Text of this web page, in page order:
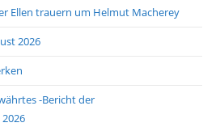
Ellen trauern um Helmut Macherey
2026
-Bericht der